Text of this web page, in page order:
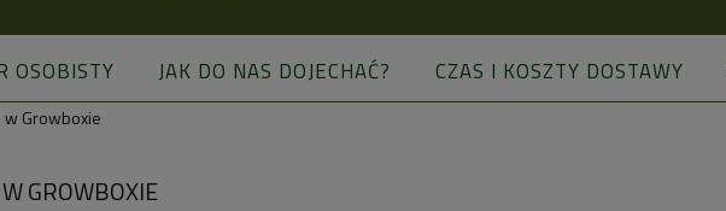
OSOBISTY JAK DO NAS DOJECHAĆ? CZAS I KOSZTY DOSTAWY
Growboxie
GROWBOXIE